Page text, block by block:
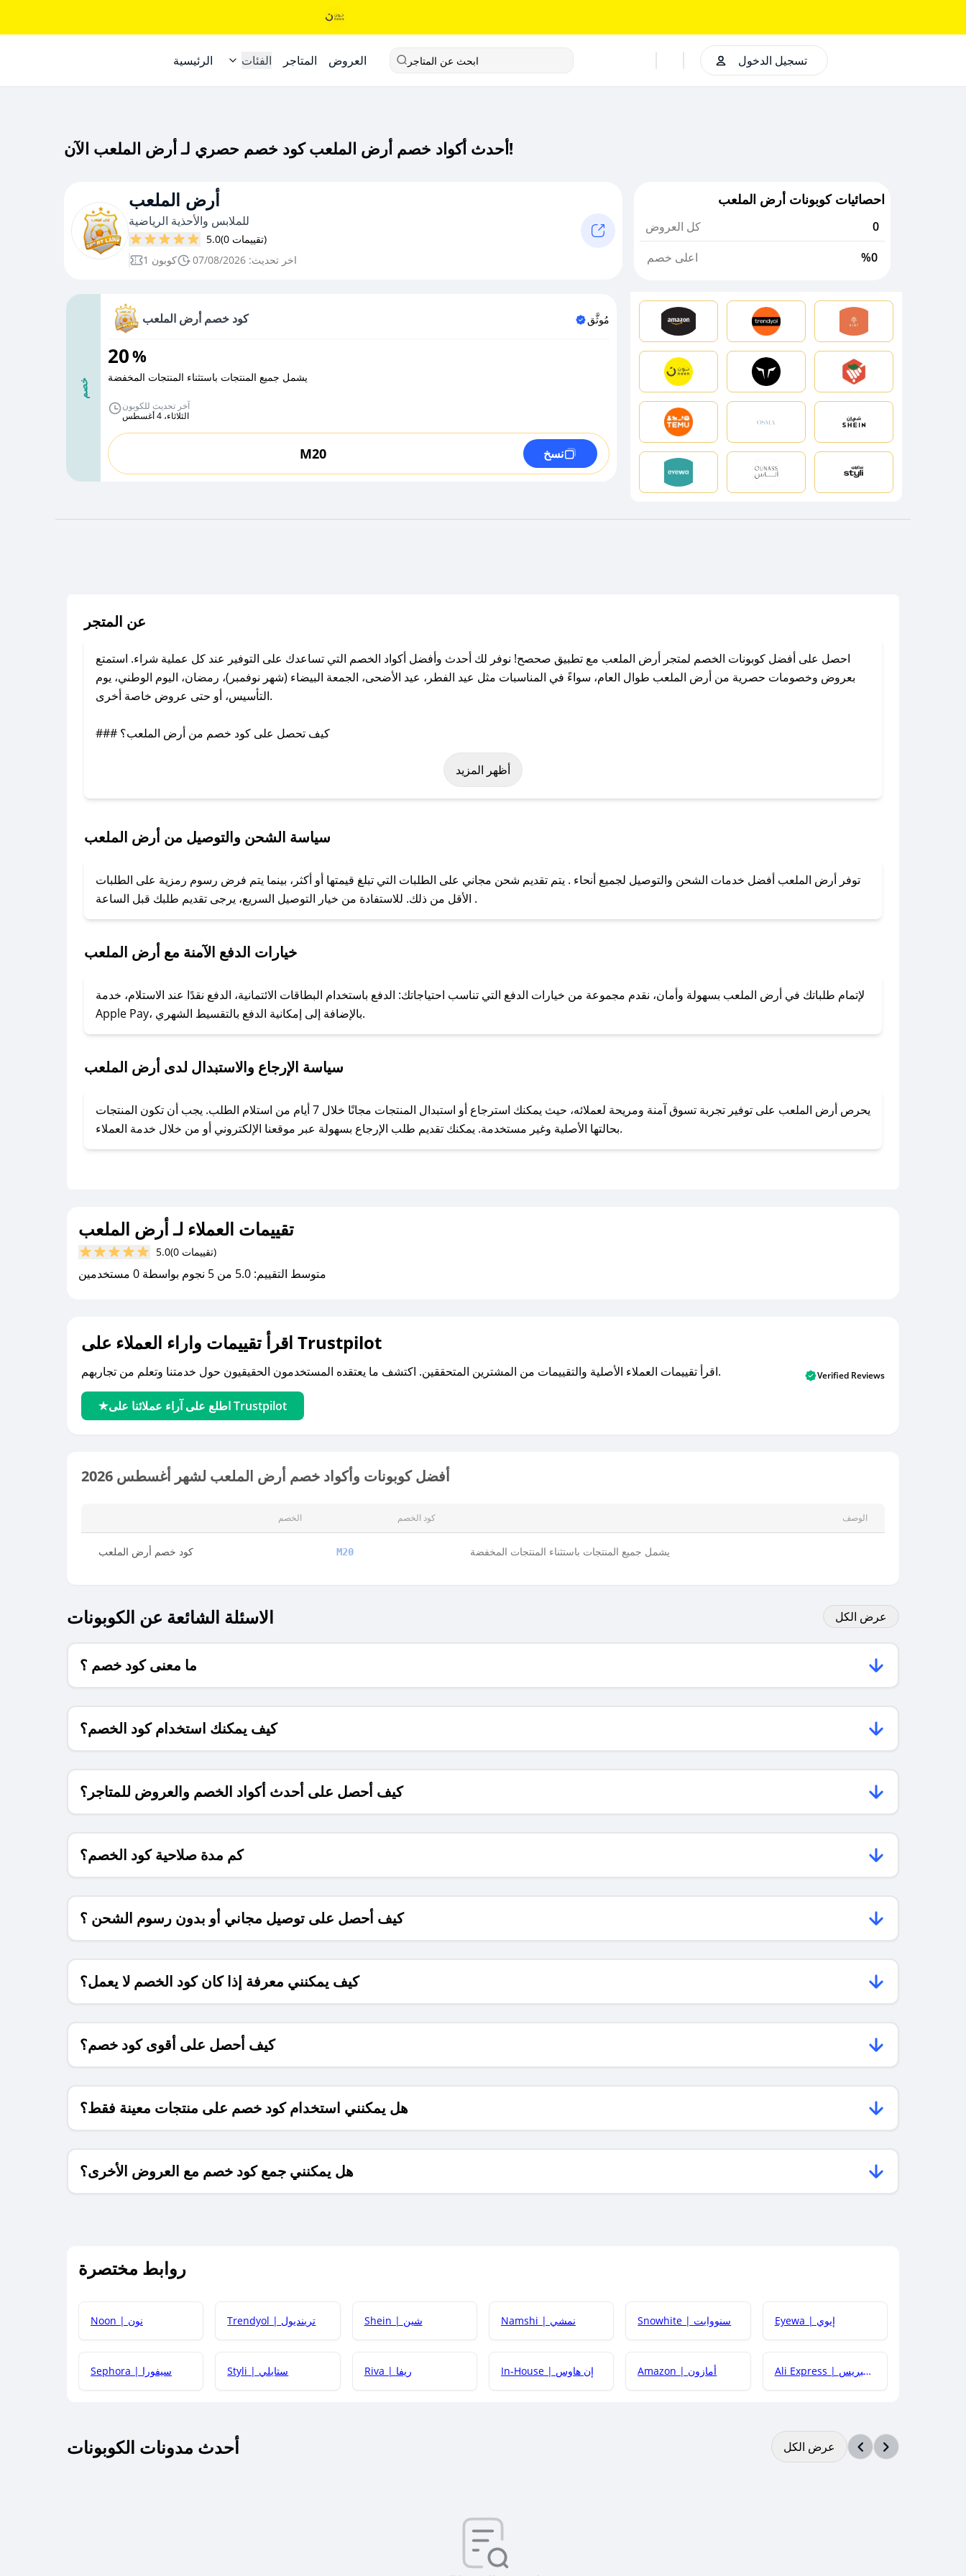
الرئيسية الفئات المتاجر العروض ابحث عن المتاجر تسجيل الدخول
أحدث أكواد خصم أرض الملعب كود خصم حصري لـ أرض الملعب الآن!
أرض الملعب
للملابس والأحذية الرياضية
5.0
(0 تقييمات)
1 كوبون
اخر تحديث: 07/08/2026
احصائيات كوبونات أرض الملعب
كل العروض
0
اعلى خصم
%0
خصم
كود خصم أرض الملعب مُوثَّق
20%
يشمل جميع المنتجات باستثناء المنتجات المخفضة
آخر تحديث للكوبون
الثلاثاء، 4 أغسطس
M20 نسخ
عن المتجر
احصل على أفضل كوبونات الخصم لمتجر أرض الملعب مع تطبيق صحصح! نوفر لك أحدث وأفضل أكواد الخصم التي تساعدك على التوفير عند كل عملية شراء. استمتع
بعروض وخصومات حصرية من أرض الملعب طوال العام، سواءً في المناسبات مثل عيد الفطر، عيد الأضحى، الجمعة البيضاء (شهر نوفمبر)، رمضان، اليوم الوطني، يوم
التأسيس، أو حتى عروض خاصة أخرى.
### كيف تحصل على كود خصم من أرض الملعب؟
باستخدام تطبيق صحصح، يمكنك العثور بسهولة على كود خصم أرض الملعب. وفي حال عدم توفر الكوبون، تواصل معنا عبر تويتر أو البريد الإلكتروني لإضافته بسرعة.
لا تقلق! يمكنك التواصل مع فريق دعم صحصح عبر الرسائل الخاصة على تويتر أو البريد الإلكتروني، وسنقوم بحل المشكلة في أسرع وقت ممكن.
### ماذا أفعل إذا لم أجد كود خصم لمتجري المفضل؟
في حال عدم توفر كوبونات لمتجرك المفضل، يمكنك مراسلتنا مباشرة وسنعمل على توفير الكوبونات في أسرع وقت ممكن.
للحصول على كوبونات وخصومات حصرية، قم بما يلي:
- اضغط على أيقونة متابعة لمتجر أرض الملعب في تطبيق صحصح.
- تابع حسابنا الرسمي على تويتر وقم بتفعيل زر التنبيهات.
أظهر المزيد
سياسة الشحن والتوصيل من أرض الملعب
توفر أرض الملعب أفضل خدمات الشحن والتوصيل لجميع أنحاء . يتم تقديم شحن مجاني على الطلبات التي تبلغ قيمتها أو أكثر، بينما يتم فرض رسوم رمزية على الطلبات
الأقل من ذلك. للاستفادة من خيار التوصيل السريع، يرجى تقديم طلبك قبل الساعة .
خيارات الدفع الآمنة مع أرض الملعب
لإتمام طلباتك في أرض الملعب بسهولة وأمان، نقدم مجموعة من خيارات الدفع التي تناسب احتياجاتك: الدفع باستخدام البطاقات الائتمانية، الدفع نقدًا عند الاستلام، خدمة
Apple Pay، بالإضافة إلى إمكانية الدفع بالتقسيط الشهري.
سياسة الإرجاع والاستبدال لدى أرض الملعب
يحرص أرض الملعب على توفير تجربة تسوق آمنة ومريحة لعملائه، حيث يمكنك استرجاع أو استبدال المنتجات مجانًا خلال 7 أيام من استلام الطلب. يجب أن تكون المنتجات
بحالتها الأصلية وغير مستخدمة. يمكنك تقديم طلب الإرجاع بسهولة عبر موقعنا الإلكتروني أو من خلال خدمة العملاء.
تقييمات العملاء لـ أرض الملعب
5.0 (0 تقييمات)
متوسط التقييم: 5.0 من 5 نجوم بواسطة 0 مستخدمين
اقرأ تقييمات واراء العملاء على Trustpilot
اقرأ تقييمات العملاء الأصلية والتقييمات من المشترين المتحققين. اكتشف ما يعتقده المستخدمون الحقيقيون حول خدمتنا وتعلم من تجاربهم.
اطلع على آراء عملائنا على Trustpilot
Verified Reviews
أفضل كوبونات وأكواد خصم أرض الملعب لشهر أغسطس 2026
الخصم كود الخصم الوصف
كود خصم أرض الملعب M20 يشمل جميع المنتجات باستثناء المنتجات المخفضة
الاسئلة الشائعة عن الكوبونات عرض الكل
ما معنى كود خصم ؟
كيف يمكنك استخدام كود الخصم؟
كيف أحصل على أحدث أكواد الخصم والعروض للمتاجر؟
كم مدة صلاحية كود الخصم؟
كيف أحصل على توصيل مجاني أو بدون رسوم الشحن ؟
كيف يمكنني معرفة إذا كان كود الخصم لا يعمل؟
كيف أحصل على أقوى كود خصم؟
هل يمكنني استخدام كود خصم على منتجات معينة فقط؟
هل يمكنني جمع كود خصم مع العروض الأخرى؟
روابط مختصرة
Noon | نون Trendyol | ترينديول Shein | شين Namshi | نمشي Snowhite | سنووايت Eyewa | إيوي
Sephora | سيفورا Styli | ستايلي Riva | ريفا In-House | إن هاوس Amazon | أمازون Ali Express | علي إكسبريس
أحدث مدونات الكوبونات عرض الكل